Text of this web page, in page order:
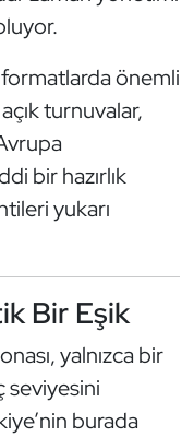
önemli
turnuvalar,
bir hazırlık
yukarı
Bir Eşik
yalnızca bir
seviyesini
burada